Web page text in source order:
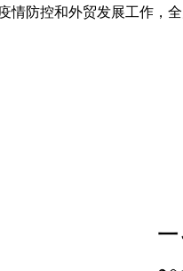
情防控和外贸发展工作，